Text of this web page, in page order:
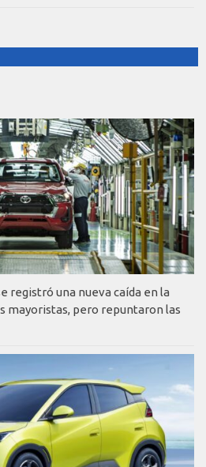
registró una nueva caída en la
mayoristas, pero repuntaron las